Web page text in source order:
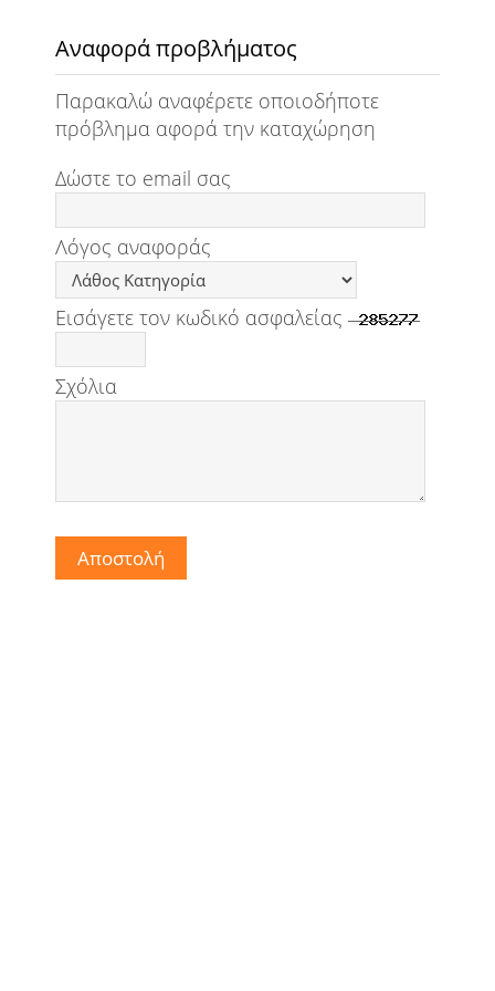
Αναφορά προβλήματος
Παρακαλώ αναφέρετε οποιοδήποτε
πρόβλημα αφορά την καταχώρηση
Δώστε το email σας
Λόγος αναφοράς
Εισάγετε τον κωδικό ασφαλείας
Σχόλια